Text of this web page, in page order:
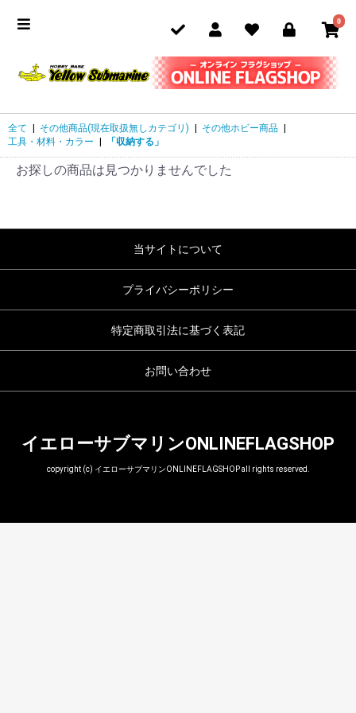
0
全て その他商品(現在取扱無しカテゴリ) その他ホビー商品
工具・材料・カラー
「収納する」
お探しの商品は見つかりませんでした
当サイトについて
プライバシーポリシー
特定商取引法に基づく表記
お問い合わせ
イエローサブマリンONLINEFLAGSHOP
copyright (c) イエローサブマリンONLINEFLAGSHOP all rights reserved.